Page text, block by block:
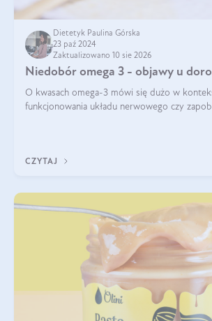
Dietetyk Paulina Górska
23 paź 2024
Zaktualizowano 10 sie 2026
Niedobór omega 3 - objawy u
O kwasach omega-3 mówi się dużo w
funkcjonowania układu nerwowego czy
CZYTAJ